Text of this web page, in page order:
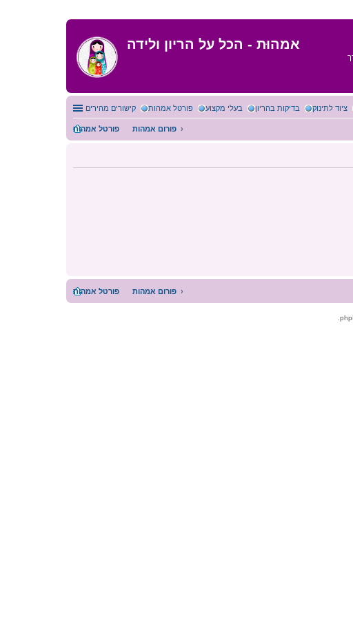
אמהוּת - הכל על הריון ולידה
קישורים מהירים פורטל אמהות בעלי מקצוע בדיקות בהריון ציוד לתינוק
פורטל אמהות פורום אמהות
פורטל אמהות פורום אמהות